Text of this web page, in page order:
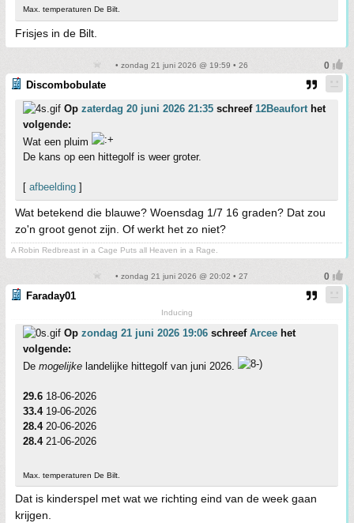
Max. temperaturen De Bilt.
Frisjes in de Bilt.
• zondag 21 juni 2026 @ 19:59 • 26
Discombobulate
Op zaterdag 20 juni 2026 21:35 schreef 12Beaufort het
volgende:
Wat een pluim
De kans op een hittegolf is weer groter.
[ afbeelding ]
Wat betekend die blauwe? Woensdag 1/7 16 graden? Dat zou
zo'n groot genot zijn. Of werkt het zo niet?
A Robin Redbreast in a Cage Puts all Heaven in a Rage.
• zondag 21 juni 2026 @ 20:02 • 27
Faraday01
Inducing
Op zondag 21 juni 2026 19:06 schreef Arcee het
volgende:
De mogelijke landelijke hittegolf van juni 2026.
29.6 18-06-2026
33.419-06-2026
28.420-06-2026
28.421-06-2026
Max. temperaturen De Bilt.
Dat is kinderspel met wat we richting eind van de week gaan
krijgen.